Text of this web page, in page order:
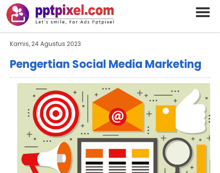
BARAND ANDA
Deskripsi Singkat Saja
Kamis, 24 Agustus 2023
Pengertian Social Media Marketing